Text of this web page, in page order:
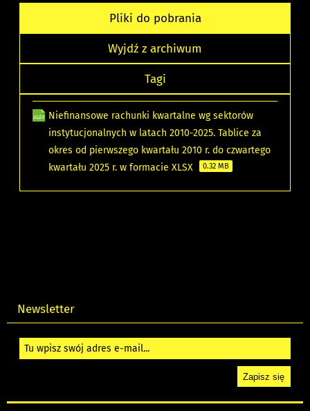
Pliki do pobrania
Wyjdź z archiwum
Tagi
Niefinansowe rachunki kwartalne wg sektorów
instytucjonalnych w latach 2010-2025. Tablice za
okres od pierwszego kwartału 2010 r. do czwartego
kwartału 2025 r. w formacie XLSX
0.32 MB
Newsletter